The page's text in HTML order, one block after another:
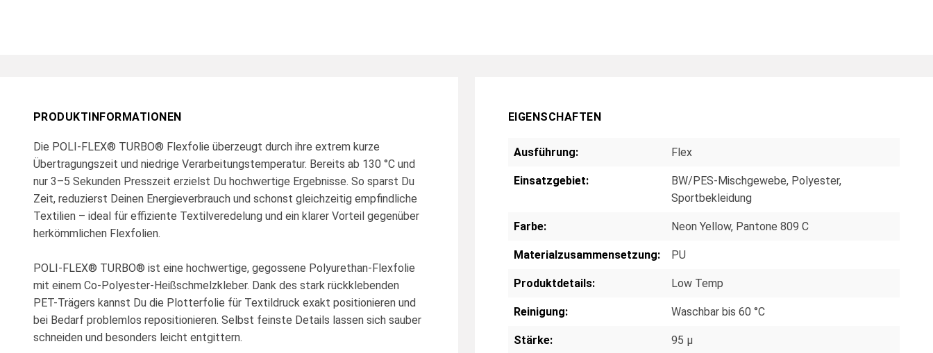
PRODUKTINFORMATIONEN
Die POLI-FLEX® TURBO® Flexfolie überzeugt durch ihre extrem kurze
Übertragungszeit und niedrige Verarbeitungstemperatur. Bereits ab 130 °C und
nur 3–5 Sekunden Presszeit erzielst Du hochwertige Ergebnisse. So sparst Du
Zeit, reduzierst Deinen Energieverbrauch und schonst gleichzeitig empfindliche
Textilien – ideal für effiziente Textilveredelung und ein klarer Vorteil gegenüber
herkömmlichen Flexfolien.
POLI-FLEX® TURBO® ist eine hochwertige, gegossene Polyurethan-Flexfolie
mit einem Co-Polyester-Heißschmelzkleber. Dank des stark rückklebenden
PET-Trägers kannst Du die Plotterfolie für Textildruck exakt positionieren und
bei Bedarf problemlos repositionieren. Selbst feinste Details lassen sich sauber
schneiden und besonders leicht entgittern.
EIGENSCHAFTEN
Ausführung: Flex
Einsatzgebiet: BW/PES-Mischgewebe, Polyester,
Sportbekleidung
Farbe: Neon Yellow, Pantone 809 C
Materialzusammensetzung: PU
Produktdetails: Low Temp
Reinigung: Waschbar bis 60 °C
Stärke: 95 µ